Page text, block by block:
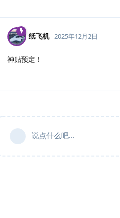
纸飞机 2025年12月2日
神贴预定！
说点什么吧...